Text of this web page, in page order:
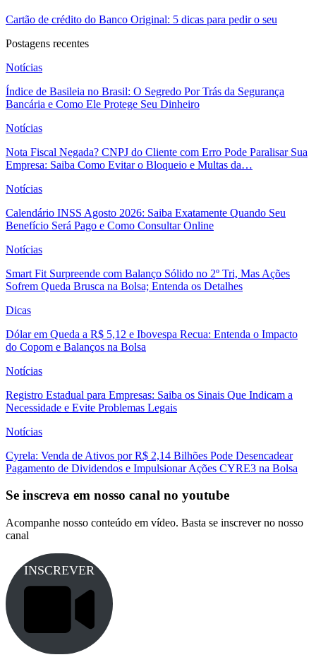
Cartão de crédito do Banco Original: 5 dicas para pedir o seu
Postagens recentes
Notícias
Índice de Basileia no Brasil: O Segredo Por Trás da Segurança
Bancária e Como Ele Protege Seu Dinheiro
Notícias
Nota Fiscal Negada? CNPJ do Cliente com Erro Pode Paralisar Sua
Empresa: Saiba Como Evitar o Bloqueio e Multas da…
Notícias
Calendário INSS Agosto 2026: Saiba Exatamente Quando Seu
Benefício Será Pago e Como Consultar Online
Notícias
Smart Fit Surpreende com Balanço Sólido no 2º Tri, Mas Ações
Sofrem Queda Brusca na Bolsa; Entenda os Detalhes
Dicas
Dólar em Queda a R$ 5,12 e Ibovespa Recua: Entenda o Impacto
do Copom e Balanços na Bolsa
Notícias
Registro Estadual para Empresas: Saiba os Sinais Que Indicam a
Necessidade e Evite Problemas Legais
Notícias
Cyrela: Venda de Ativos por R$ 2,14 Bilhões Pode Desencadear
Pagamento de Dividendos e Impulsionar Ações CYRE3 na Bolsa
Se inscreva em nosso canal no youtube
Acompanhe nosso conteúdo em vídeo. Basta se inscrever no nosso
canal
INSCREVER